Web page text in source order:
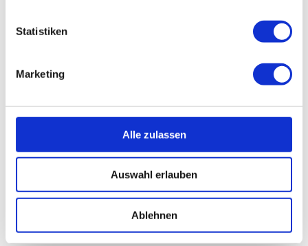
Statistiken
Marketing
Alle zulassen
Auswahl erlauben
Ablehnen
Anmelden
Kommentar-Feed
Fitness & Exercise(2)
Health Tips(2)